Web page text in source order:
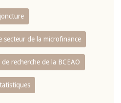
secteur de la microfinance
recherche de la BCEAO